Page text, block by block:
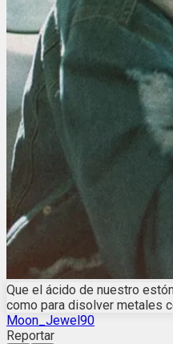
Que el ácido de nuestro
como para disolver metales
Moon_Jewel90
Reportar